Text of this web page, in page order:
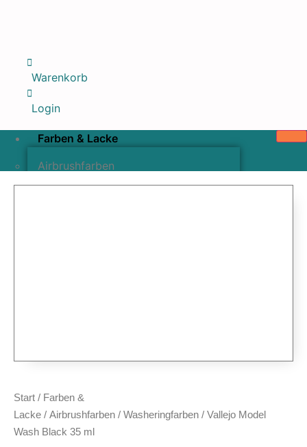
Warenkorb
Login
Farben & Lacke
Airbrushfarben
Pinselfarben & Farbsätze
Kompressoren
Schläuche & Kupplungen
Anschlüsse & Verschraubungen
Start / Farben &
Lacke / Airbrushfarben / Washeringfarben / Vallejo Model
Wash Black 35 ml